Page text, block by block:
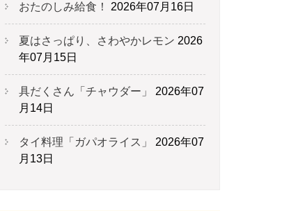
おたのしみ給食！ 2026年07月16日
夏はさっぱり、さわやかレモン 2026
年07月15日
具だくさん「チャウダー」
2026年07
月14日
タイ料理「ガパオライス」
2026年07
月13日